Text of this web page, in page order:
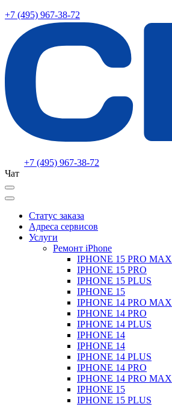
+7 (495) 967-38-72
+7 (495) 967-38-72
Чат
Статус заказа
Адреса сервисов
Услуги
Ремонт iPhone
IPHONE 15 PRO MAX
IPHONE 15 PRO
IPHONE 15 PLUS
IPHONE 15
IPHONE 14 PRO MAX
IPHONE 14 PRO
IPHONE 14 PLUS
IPHONE 14
IPHONE 14
IPHONE 14 PLUS
IPHONE 14 PRO
IPHONE 14 PRO MAX
IPHONE 15
IPHONE 15 PLUS